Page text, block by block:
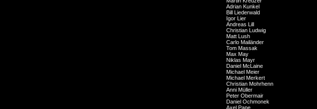
Adrian Kunkel
Bill Liederwald
Igor Lier
Andreas Lill
Christian Ludwig
Matt Lush
Carlo Mailänder
Tom Massak
Max May
Niklas Mayr
Daniel McLaine
Michael Meier
Michael Merkert
Christian Mohrhenn
Anni Müller
Peter Obermair
Daniel Ochmonek
Axel Pape